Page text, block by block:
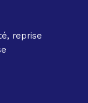
reprise